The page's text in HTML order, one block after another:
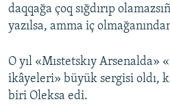
daqqağa çoq sığdırıp
yazılsa, amma iç
O yıl «Mıstetskıy Arsenalda»
ikâyeleri» büyük sergisi oldı,
biri Oleksa edi.